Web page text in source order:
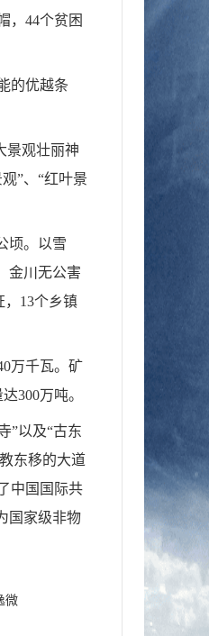
， 44个贫困
的优越条
景观壮丽神
”、 “红叶景
顷。以雪
金川无公害
13个乡镇
万千瓦。矿
达300万吨。
”以及“古东
东移的大道
中国国际共
国家级非物
微